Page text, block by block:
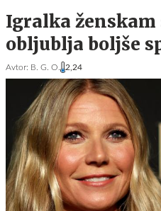
Igralka
obljublja boljše
Avtor: B. G. O. 2,24